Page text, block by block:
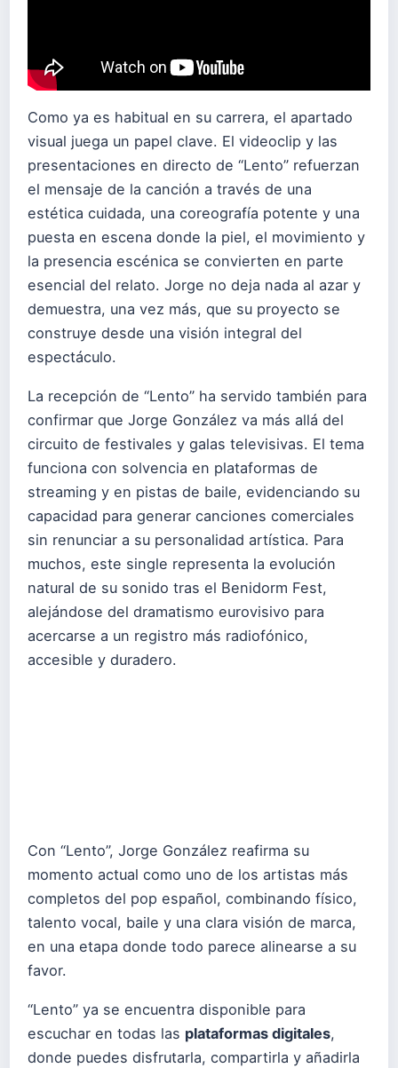
Como ya es habitual en su carrera, el apartado
visual juega un papel clave. El videoclip y las
presentaciones en directo de “Lento” refuerzan
el mensaje de la canción a través de una
estética cuidada, una coreografía potente y una
puesta en escena donde la piel, el movimiento y
la presencia escénica se convierten en parte
esencial del relato. Jorge no deja nada al azar y
demuestra, una vez más, que su proyecto se
construye desde una visión integral del
espectáculo.
La recepción de “Lento” ha servido también para
confirmar que Jorge González va más allá del
circuito de festivales y galas televisivas. El tema
funciona con solvencia en plataformas de
streaming y en pistas de baile, evidenciando su
capacidad para generar canciones comerciales
sin renunciar a su personalidad artística. Para
muchos, este single representa la evolución
natural de su sonido tras el Benidorm Fest,
alejándose del dramatismo eurovisivo para
acercarse a un registro más radiofónico,
accesible y duradero.
Con “Lento”, Jorge González reafirma su
momento actual como uno de los artistas más
completos del pop español, combinando físico,
talento vocal, baile y una clara visión de marca,
en una etapa donde todo parece alinearse a su
favor.
“Lento” ya se encuentra disponible para
escuchar en todas las plataformas digitales,
donde puedes disfrutarla, compartirla y añadirla